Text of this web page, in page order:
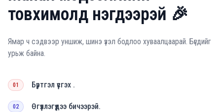
товхимолд нэгдээрэй 🎉
Ямар ч сэдвээр уншиж, шинэ үзэл бодлоо хуваалцаарай. Бүгдийг
урьж байна.
01 Бүртгэл үүсгэх .
02 Өгүүллэгүүдээ бичээрэй.